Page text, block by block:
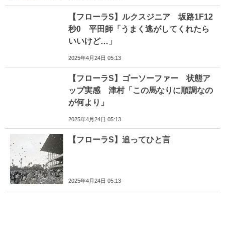
【フローラS】ルクスジニア 坂路1F12
秒0 平田師「うまく逃がしてくれたら
いいけど…」
2025年4月24日 05:13
【フローラS】ゴーソーファー 状態ア
ップ実感 津村「この馬なりに順調なの
が何より」
2025年4月24日 05:13
【フローラS】追ってひと言
2025年4月24日 05:13